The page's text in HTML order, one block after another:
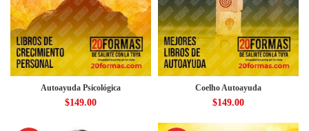
Autoayuda Psicológica
$149.00
Coelho Autoayuda
$149.00